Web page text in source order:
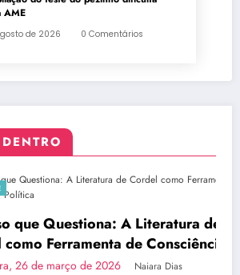
AME
de 2026 0 Comentários
Questiona: A Literatura de
Ferramenta de Consciência
março de 2026 Naiara Dias